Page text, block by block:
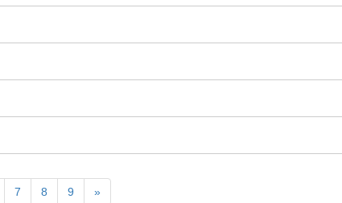
7 8 9 »